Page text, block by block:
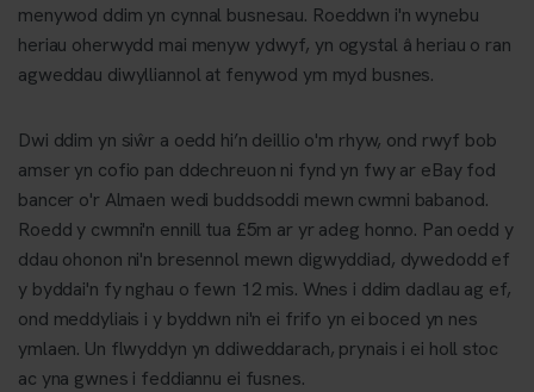
menywod ddim yn cynnal busnesau. Roeddwn i'n wynebu
heriau oherwydd mai menyw ydwyf, yn ogystal â heriau o ran
agweddau diwylliannol at fenywod ym myd busnes.
Dwi ddim yn siŵr a oedd hi’n deillio o'm rhyw, ond rwyf bob
amser yn cofio pan ddechreuon ni fynd yn fwy ar eBay fod
bancer o'r Almaen wedi buddsoddi mewn cwmni babanod.
Roedd y cwmni'n ennill tua £5m ar yr adeg honno. Pan oedd y
ddau ohonon ni'n bresennol mewn digwyddiad, dywedodd ef
y byddai'n fy nghau o fewn 12 mis. Wnes i ddim dadlau ag ef,
ond meddyliais i y byddwn ni'n ei frifo yn ei boced yn nes
ymlaen. Un flwyddyn yn ddiweddarach, prynais i ei holl stoc
ac yna gwnes i feddiannu ei fusnes.